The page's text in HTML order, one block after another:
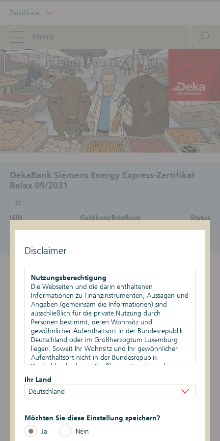
Disclaimer
Nutzungsberechtigung
Die Webseiten und die darin enthaltenen
Informationen zu Finanzinstrumenten, Aussagen und
Angaben (gemeinsam die Informationen) sind
ausschließlich für die private Nutzung durch
Personen bestimmt, deren Wohnsitz und
gewöhnlicher Aufenthaltsort in der Bundesrepublik
Deutschland oder im Großherzogtum Luxemburg
liegen. Soweit Ihr Wohnsitz und Ihr gewöhnlicher
Aufenthaltsort nicht in der Bundesrepublik
Deutschland oder im Großherzogtum Luxemburg
liegen, ist Ihnen die Nutzung dieser Webseiten nicht
gestattet. Durch die Nutzung dieser Webseiten
bestätigen Sie, dass Ihr Wohnsitz und gewöhnlicher
Vertriebsbeschränkungen
Die auf den Webseiten enthaltenen Informationen
Ihr Land
Deutschland
Möchten Sie diese Einstellung speichern?
Ja
Nein
Zertifikate
Menü
DekaBank Siemens Energy Express-Zertifikat
Relax 09/2031
ISIN
DE000DK1F2G4
Geldkurs/Briefkurs
1.156,25 EUR / 1.166,25 EUR
Status
aktiv
Produktdetails
Basiswert
Szenario-Rechner
Publikationen
Datum Ereignis Daten
12.06.2026 Risikoindikator 6 -> 1